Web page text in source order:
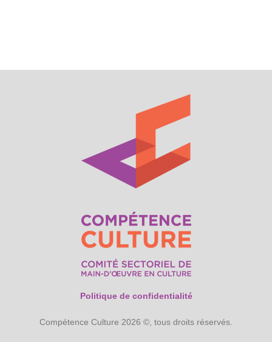
Politique de confidentialité
Compétence Culture 2026 ©, tous droits réservés.